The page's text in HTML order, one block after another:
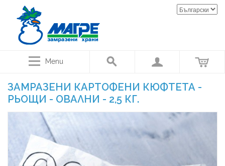
Menu
ЗАМРАЗЕНИ КАРТОФЕНИ КЮФТЕТА -
РЬОЩИ - ОВАЛНИ - 2,5 КГ.